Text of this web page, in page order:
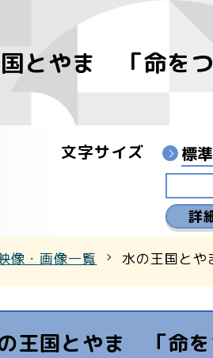
ンターYouTubeチャンネル
とやま 「命を
文字サイズ 標準
詳
像・画像一覧 水の王国と
王国とやま 「命を